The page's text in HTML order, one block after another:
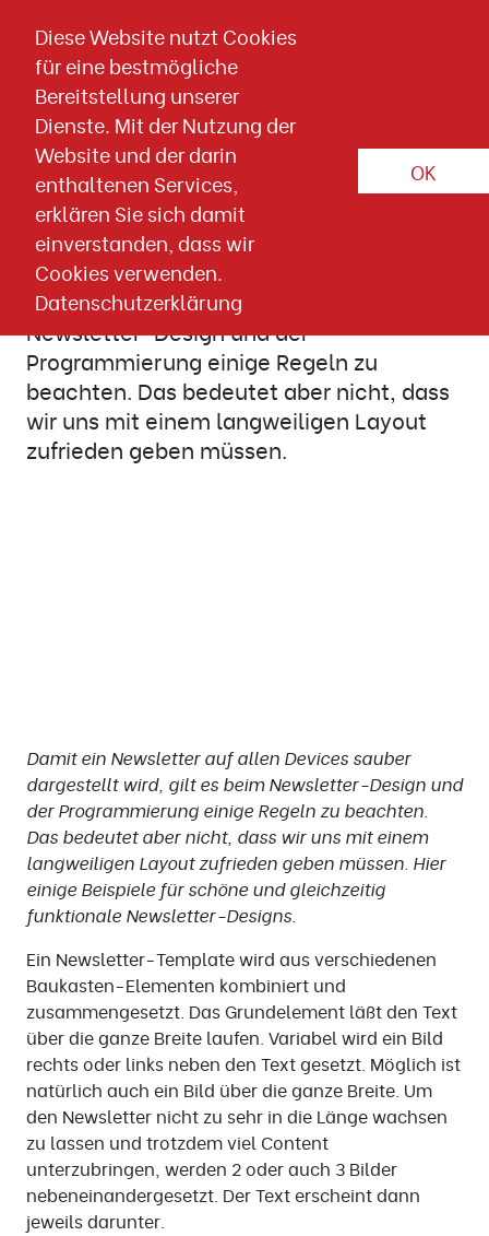
Diese Website nutzt Cookies
für eine bestmögliche
Bereitstellung unserer
Dienste. Mit der Nutzung der
Website und der darin
enthaltenen Services,
erklären Sie sich damit
einverstanden, dass wir
Cookies verwenden.
Datenschutzerklärung
OK
Artikel-Detailseite
10. SEPTEMBER 2020
Wissen & Downloads Templates
Schöne Layouts für Newsletter
Damit ein Newsletter auf allen Devices
sauber dargestellt wird, gilt es beim
Newsletter-Design und der
Programmierung einige Regeln zu
beachten. Das bedeutet aber nicht, dass
wir uns mit einem langweiligen Layout
zufrieden geben müssen.
Damit ein Newsletter auf allen Devices sauber
dargestellt wird, gilt es beim Newsletter-Design und
der Programmierung einige Regeln zu beachten.
Das bedeutet aber nicht, dass wir uns mit einem
langweiligen Layout zufrieden geben müssen. Hier
einige Beispielefür schöne und gleichzeitig
funktionale Newsletter-Designs.
Ein Newsletter-Template wird aus verschiedenen
Baukasten-Elementen kombiniert und
zusammengesetzt. Das Grundelement läßt den Text
über die ganze Breite laufen. Variabel wird ein Bild
rechts oder links neben den Text gesetzt. Möglich ist
natürlich auch ein Bild über die ganze Breite. Um
den Newsletter nicht zu sehr in die Länge wachsen
zu lassen und trotzdem viel Content
unterzubringen, werden 2 oder auch 3 Bilder
nebeneinandergesetzt. Der Text erscheint dann
jeweils darunter.